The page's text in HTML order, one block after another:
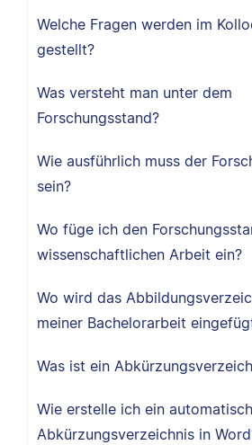
Welche Fragen werden im
gestellt?
Was versteht man unter dem
Forschungsstand?
Wie ausführlich muss der
sein?
Wo füge ich den
wissenschaftlichen Arbeit ein?
Wo wird das
meiner Bachelorarbeit
Was ist ein
Wie erstelle ich ein
Abkürzungsverzeichnis in